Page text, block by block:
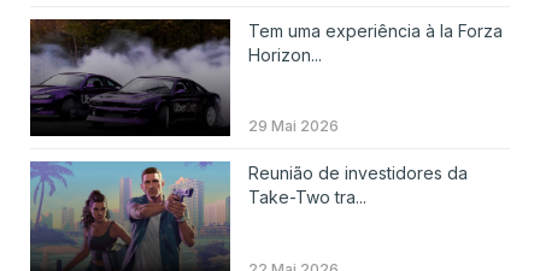
Tem uma experiência à la Forza
Horizon...
29 Mai 2026
Reunião de investidores da
Take-Two tra...